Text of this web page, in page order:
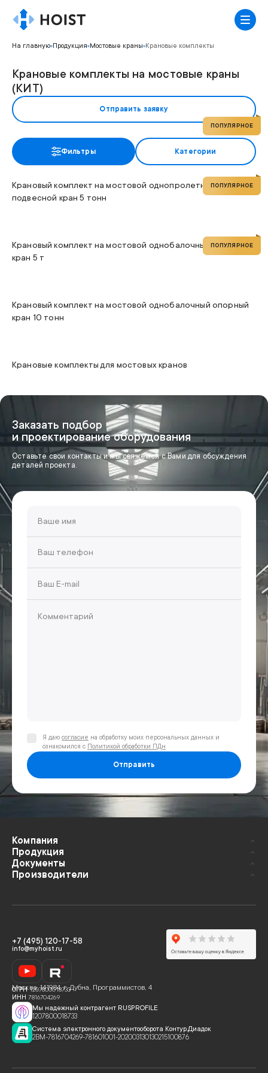
На главную Продукция Мостовые краны Крановые комплекты
Крановые комплекты на мостовые краны
(КИТ)
Отправить заявку
Фильтры Категории
ПОПУЛЯРНОЕ
Грузоподъемность
до 10т
Высота подъема
48,5м
Пролет
12м
Крановый комплект на мостовой однопролетный
подвесной кран 5 тонн
ПОПУЛЯРНОЕ
Грузоподъемность
Крановый комплект на мостовой однобалочный опорный
кран 5 т
ПОПУЛЯРНОЕ
Грузоподъемность
Крановый комплект на мостовой однобалочный опорный
кран 10 тонн
Крановые комплекты для мостовых кранов
Заказать подбор
и проектирование оборудования
Оставьте свои контакты и мы свяжемся с Вами для обсуждения
деталей проекта.
Отправить
Я даю согласие на обработку моих персональных данных и
ознакомился с Политикой обработки ПДн
+7 (495) 120-17-58
info@myhoist.ru
Москва, 141984, г. Дубна, Программистов, 4
ОГРН1207800018733
ИНН7816704269
Мы надежный контрагент RUSPROFILE
1207800018733
Система электронного документооборота Контур.Диадок
2BM-7816704269-781601001-202003130130215100876
Компания
Продукция
Документы
Производители